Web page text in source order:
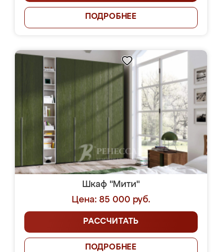
ПОДРОБНЕЕ
Шкаф "Мити"
Цена: 85 000 руб.
РАССЧИТАТЬ
ПОДРОБНЕЕ